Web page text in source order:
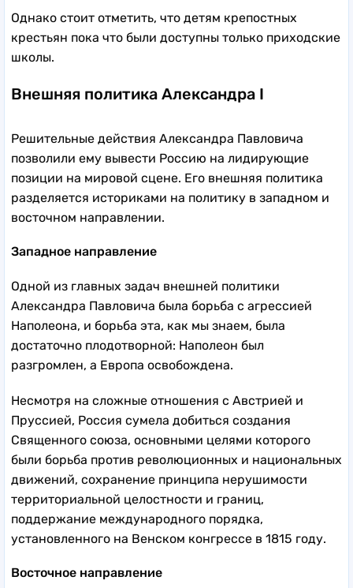
Однако стоит отметить, что детям крепостных
крестьян пока что были доступны только приходские
школы.
Внешняя политика Александра I
Решительные действия Александра Павловича
позволили ему вывести Россию на лидирующие
позиции на мировой сцене. Его внешняя политика
разделяется историками на политику в западном и
восточном направлении.
Западное направление
Одной из главных задач внешней политики
Александра Павловича была борьба с агрессией
Наполеона, и борьба эта, как мы знаем, была
достаточно плодотворной: Наполеон был
разгромлен, а Европа освобождена.
Несмотря на сложные отношения с Австрией и
Пруссией, Россия сумела добиться создания
Священного союза, основными целями которого
были борьба против революционных и национальных
движений, сохранение принципа нерушимости
территориальной целостности и границ,
поддержание международного порядка,
установленного на Венском конгрессе в 1815 году.
Восточное направление